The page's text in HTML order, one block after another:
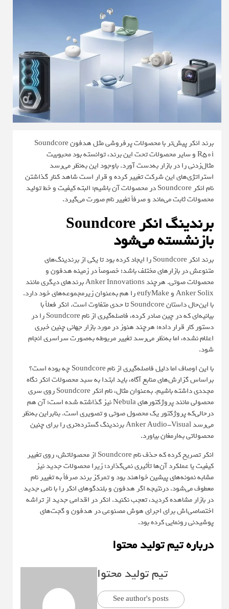
برند انکر پیش‌تر با محصولات پرفروشی مثل هدفون Soundcore
R50i و سایر محصولات تحت این برند، توانسته بود محبوبیت
مثال‌زدنی را در بازار به‌دست آورد. باوجود این به‌نظر می‌رسد
استراتژی‌های این شرکت تغییر کرده و قرار است شاهد کنار گذاشتن
نام انکر Soundcore در محصولات آن باشیم؛ البته کیفیت و خط تولید
محصولات ثابت می‌ماند و صرفاً تغییر نام صورت می‌گیرد.
برندینگ انکر Soundcore
بازنشسته می‌شود
برند انکر Soundcore را ایجاد کرده بود تا یکی از برندینگ‌های
متنوعش در بازارهای مختلف باشد؛ خصوصاً در زمینه هدفون و
محصولات صوتی. هرچند Anker Innovations برندهای دیگری مانند
Anker Solix و eufyMake را هم به‌عنوان زیرمجموعه‌های خود دارد.
با این‌حال داستان Soundcore تا حدی متفاوت است. انکر فعلاً با
بیانیه‌ای که در چین صادر کرده، فاصله‌گیری از نام Soundcore را در
دستور کار قرار داده؛ هرچند هنوز در مورد بازار جهانی چنین خبری
اعلام نشده، اما به‌نظر می‌رسد تغییر مربوطه به‌صورت سراسری انجام
شود.
با این اوصاف اما دلیل فاصله‌گیری از نام Soundcore چه بوده است؟
براساس گزارش‌های منابع آگاه، باید ابتدا به سبد محصولات انکر نگاه
مجددی داشته باشیم. به‌عنوان مثال، نام انکر Soundcore روی سری
محصولی مانند پروژکتورهای Nebula نیز گذاشته شده است؛ آن هم
درحالی‌که پروژکتور یک محصول صوتی و تصویری است. بنابراین به‌نظر
می‌رسد Anker Audio-Visual برندینگ گسترده‌تری را برای چنین
محصولاتی به‌ارمغان بیاورد.
انکر تصریح کرده که حذف نام Soundcore از محصولاتش، روی تغییر
کیفیت یا عملکرد آن‌ها تأثیری نمی‌گذارد؛ زیرا محصولات جدید نیز
مشابه نمونه‌های پیشین خواهند بود و تمرکز برند صرفاً به تغییر نام
معطوف می‌شود. درنتیجه اگر هدفون و بلندگوهای انکر را با نامی جدید
در بازار مشاهده کردید، تعجب نکنید. انکر در اقدامی جدید از تراشه
اختصاصی‌اش برای اجرای هوش مصنوعی در هدفون و گجت‌های
پوشیدنی رونمایی کرده بود.
درباره تیم تولید محتوا
تیم تولید محتوا
See author's posts